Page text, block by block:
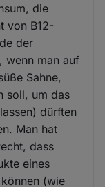
die
von B12-
der
wenn man auf
Sahne,
soll, um das
dürften
Man hat
dass
eines
(wie